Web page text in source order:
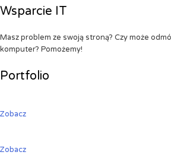
Wsparcie IT
Masz problem ze swoją stroną? Czy może
komputer? Pomożemy!
Portfolio
Zobacz
Zobacz